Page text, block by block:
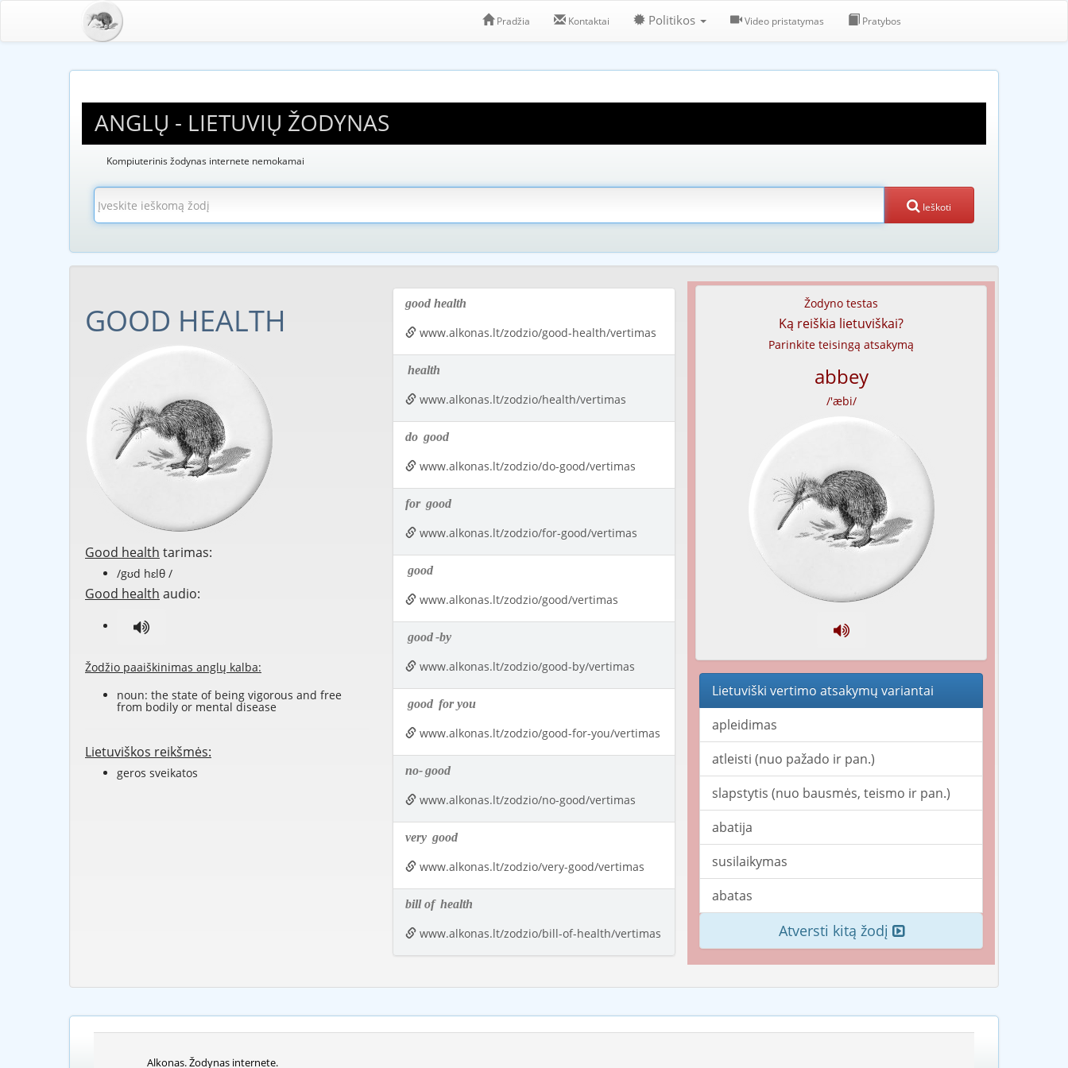
Pradžia Kontaktai Politikos Video pristatymas Pratybos
ANGLŲ - LIETUVIŲ ŽODYNAS
Kompiuterinis žodynas internete nemokamai
Ieškoti
GOOD HEALTH
Good health tarimas:
/gʊd hɛlθ /
Good health audio:
Žodžio paaiškinimas anglų kalba:
noun: the state of being vigorous and free
from bodily or mental disease
Lietuviškos reikšmės:
geros sveikatos
good health
www.alkonas.lt/zodzio/good-health/vertimas
health
www.alkonas.lt/zodzio/health/vertimas
do good
www.alkonas.lt/zodzio/do-good/vertimas
for good
www.alkonas.lt/zodzio/for-good/vertimas
good
www.alkonas.lt/zodzio/good/vertimas
good-by
www.alkonas.lt/zodzio/good-by/vertimas
good for you
www.alkonas.lt/zodzio/good-for-you/vertimas
no-good
www.alkonas.lt/zodzio/no-good/vertimas
very good
www.alkonas.lt/zodzio/very-good/vertimas
bill of health
www.alkonas.lt/zodzio/bill-of-health/vertimas
Žodyno testas
Ką reiškia lietuviškai?
Parinkite teisingą atsakymą
abbey
/'æbi/
Lietuviški vertimo atsakymų variantai
apleidimas
atleisti (nuo pažado ir pan.)
slapstytis (nuo bausmės, teismo ir pan.)
abatija
susilaikymas
abatas
Atversti kitą žodį
Alkonas. Žodynas internete.